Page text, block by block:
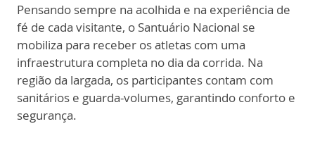
Pensando sempre na acolhida e na experiência de
fé de cada visitante, o Santuário Nacional se
mobiliza para receber os atletas com uma
infraestrutura completa no dia da corrida. Na
região da largada, os participantes contam com
sanitários e guarda-volumes, garantindo conforto e
segurança.